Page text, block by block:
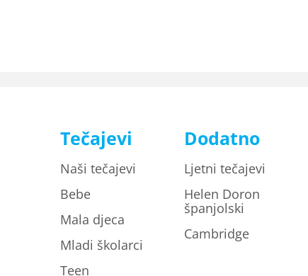
Tečajevi
Naši tečajevi
Bebe
Mala djeca
Mladi školarci
Teen
Dodatno
Ljetni tečajevi
Helen Doron
španjolski
Cambridge